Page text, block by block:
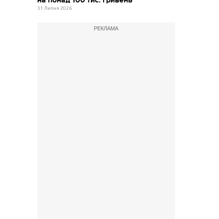
31 Липня 2026
РЕКЛАМА